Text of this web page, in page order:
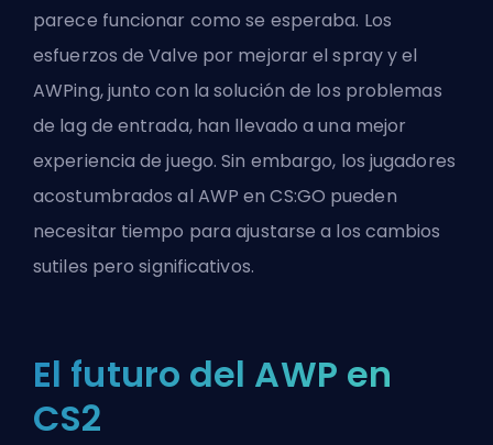
parece funcionar como se esperaba. Los
esfuerzos de Valve por mejorar el spray y el
AWPing, junto con la solución de los problemas
de lag de entrada, han llevado a una mejor
experiencia de juego. Sin embargo, los jugadores
acostumbrados al AWP en CS:GO pueden
necesitar tiempo para ajustarse a los cambios
sutiles pero significativos.
El futuro del AWP en
CS2